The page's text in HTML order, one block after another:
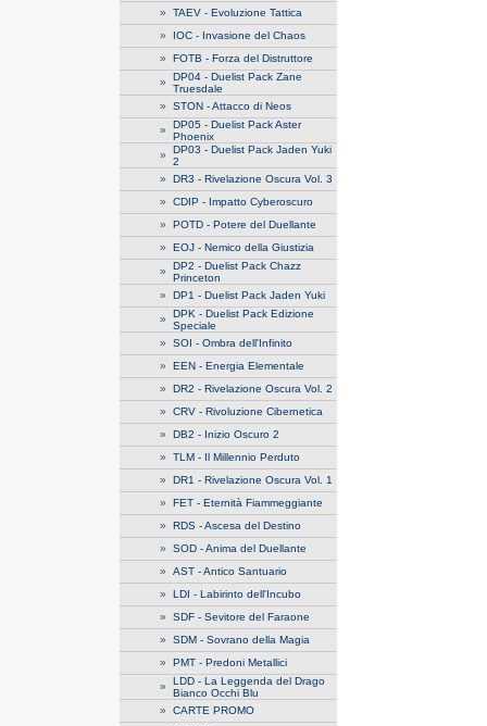
» TAEV - Evoluzione Tattica
» IOC - Invasione del Chaos
» FOTB - Forza del Distruttore
» DP04 - Duelist Pack Zane
Truesdale
» STON - Attacco di Neos
» DP05 - Duelist Pack Aster
Phoenix
» DP03 - Duelist Pack Jaden Yuki
2
» DR3 - Rivelazione Oscura Vol. 3
» CDIP - Impatto Cyberoscuro
» POTD - Potere del Duellante
» EOJ - Nemico della Giustizia
» DP2 - Duelist Pack Chazz
Princeton
» DP1 - Duelist Pack Jaden Yuki
» DPK - Duelist Pack Edizione
Speciale
» SOI - Ombra dell'Infinito
» EEN - Energia Elementale
» DR2 - Rivelazione Oscura Vol. 2
» CRV - Rivoluzione Cibernetica
» DB2 - Inizio Oscuro 2
» TLM - Il Millennio Perduto
» DR1 - Rivelazione Oscura Vol. 1
» FET - Eternità Fiammeggiante
» RDS - Ascesa del Destino
» SOD - Anima del Duellante
» AST - Antico Santuario
» LDI - Labirinto dell'Incubo
» SDF - Sevitore del Faraone
» SDM - Sovrano della Magia
» PMT - Predoni Metallici
» LDD - La Leggenda del Drago
Bianco Occhi Blu
» CARTE PROMO